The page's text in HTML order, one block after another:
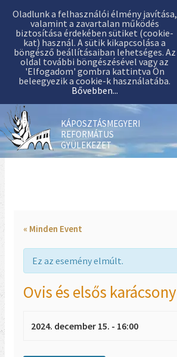
KÁPOSZTÁSMEGYERI
REFORMÁTUS
GYÜLEKEZET
« Minden Event
Ez az esemény elmúlt.
Ovis és elsős karácsony
2024. december 15. - 16:00
Oladlunk a felhasználói élmény javítása,
valamint a zavartalan működés
biztosítása érdekében sütiket (cookie-
kat) használ. A sütik kikapcsolása a
böngésző beállításaiban lehetséges. Az
oldal további böngészésével vagy az
'Elfogadom' gombra kattintva Ön
beleegyezik a cookie-k használatába.
Bővebben...